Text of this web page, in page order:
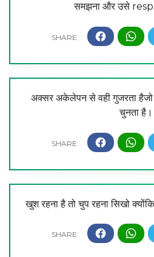
समझना और उसे
अक्सर अकेलेपन से वही गुजरता हैजो
चुनता है।
खुश रहना है तो चुप रहना सिखो